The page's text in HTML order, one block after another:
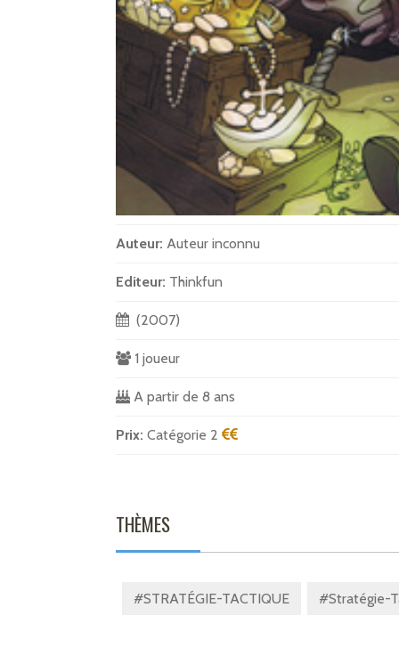
Auteur: Auteur inconnu
Editeur: Thinkfun
(2007)
1 joueur
A partir de 8 ans
Prix: Catégorie 2
THÈMES
#STRATÉGIE-TACTIQUE #Stratégie-